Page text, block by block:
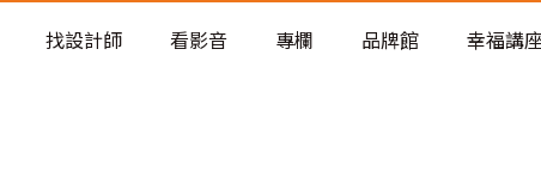
老屋預算分配與高 CP 值煥新術
找設計師 看影音 專欄 品牌館 幸福講